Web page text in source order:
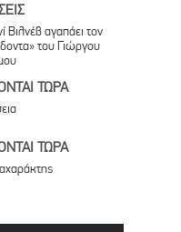
Βιλνέβ αγαπάει τον
του Γιώργου
ΤΩΡΑ
ΤΩΡΑ